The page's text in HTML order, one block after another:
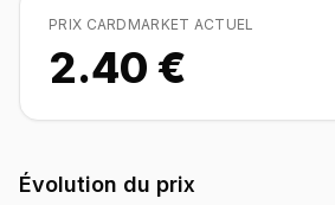
PRIX CARDMARKET ACTUEL
2.40 €
Évolution du prix